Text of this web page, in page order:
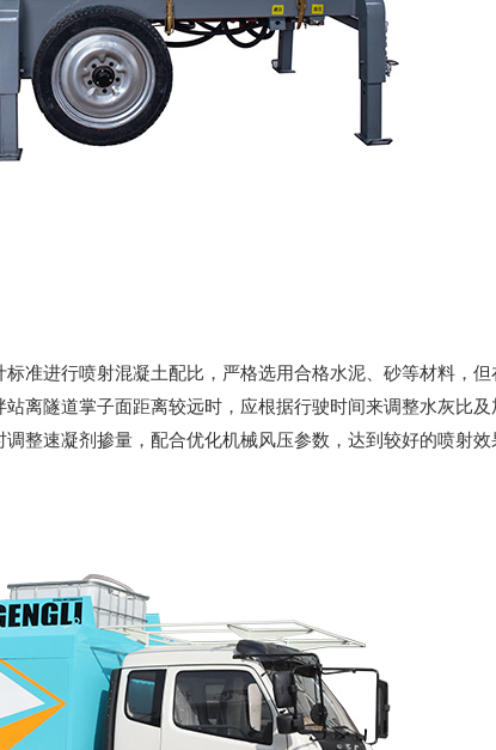
准进行喷射混凝土配比，严格选用合格水泥、砂等材料，
离隧道掌子面距离较远时，应根据行驶时间来调整水灰比
整速凝剂掺量，配合优化机械风压参数，达到较好的喷射效